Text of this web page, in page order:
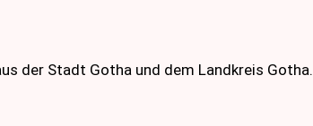
der Stadt Gotha und dem Landkreis Gotha.